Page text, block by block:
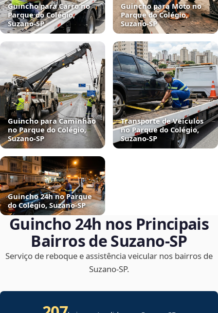
Guincho para Carro no
Parque do Colégio,
Suzano‑SP
Guincho para Moto no
Parque do Colégio,
Suzano‑SP
Guincho para Caminhão
no Parque do Colégio,
Suzano‑SP
Transporte de Veículos
no Parque do Colégio,
Suzano‑SP
Guincho 24h no Parque
do Colégio, Suzano‑SP
Guincho 24h nos Principais
Bairros de Suzano‑SP
Serviço de reboque e assistência veicular nos bairros de
Suzano‑SP.